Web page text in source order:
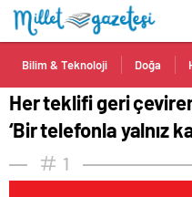
Bilim & Teknoloji Doğa
var’
Her teklifi geri
‘Bir telefonla yalnız
1